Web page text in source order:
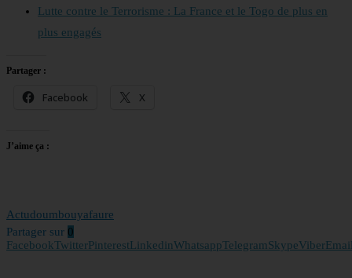
Lutte contre le Terrorisme : La France et le Togo de plus en
plus engagés
Partager :
Facebook X
J’aime ça :
Actudoumbouyafaure
Partager sur 0
FacebookTwitterPinterestLinkedinWhatsappTelegramSkypeViber